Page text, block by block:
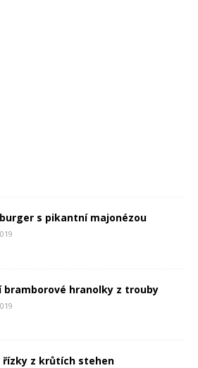
s pikantní majonézou
bramborové hranolky z trouby
řízky z krůtích stehen